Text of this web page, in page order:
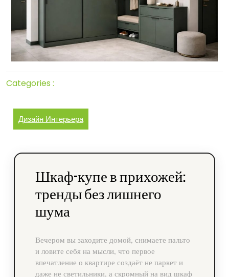
Categories :
Дизайн Интерьера
Шкаф-купе в прихожей:
тренды без лишнего
шума
Вечером вы заходите домой, снимаете пальто
и ловите себя на мысли, что первое
впечатление о квартире создаёт не паркет и
даже не светильники, а скромный на вид шкаф